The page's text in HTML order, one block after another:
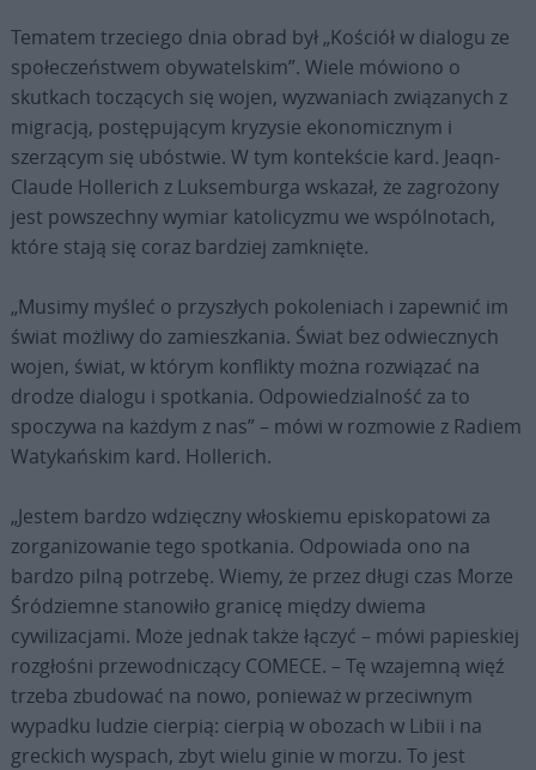
Tematem trzeciego dnia obrad był „Kościół w dialogu ze
społeczeństwem obywatelskim”. Wiele mówiono o
skutkach toczących się wojen, wyzwaniach związanych z
migracją, postępującym kryzysie ekonomicznym i
szerzącym się ubóstwie. W tym kontekście kard. Jeaqn-
Claude Hollerich z Luksemburga wskazał, że zagrożony
jest powszechny wymiar katolicyzmu we wspólnotach,
które stają się coraz bardziej zamknięte.
„Musimy myśleć o przyszłych pokoleniach i zapewnić im
świat możliwy do zamieszkania. Świat bez odwiecznych
wojen, świat, w którym konflikty można rozwiązać na
drodze dialogu i spotkania. Odpowiedzialność za to
spoczywa na każdym z nas” – mówi w rozmowie z Radiem
Watykańskim kard. Hollerich.
„Jestem bardzo wdzięczny włoskiemu episkopatowi za
zorganizowanie tego spotkania. Odpowiada ono na
bardzo pilną potrzebę. Wiemy, że przez długi czas Morze
Śródziemne stanowiło granicę między dwiema
cywilizacjami. Może jednak także łączyć – mówi papieskiej
rozgłośni przewodniczący COMECE. – Tę wzajemną więź
trzeba zbudować na nowo, ponieważ w przeciwnym
wypadku ludzie cierpią: cierpią w obozach w Libii i na
greckich wyspach, zbyt wielu ginie w morzu. To jest